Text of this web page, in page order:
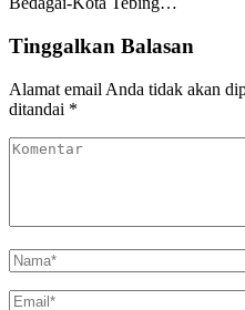
Tinggalkan Balasan
Alamat email Anda tidak akan
ditandai *